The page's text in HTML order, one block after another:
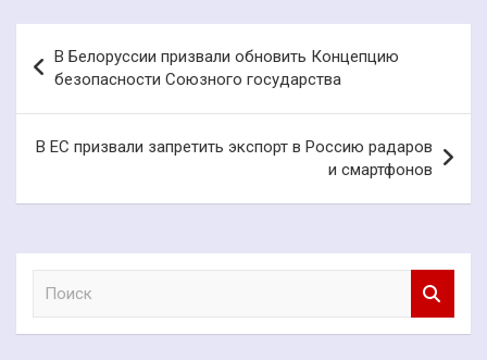
по
записям
В Белоруссии призвали обновить Концепцию
безопасности Союзного государства
В ЕС призвали запретить экспорт в Россию радаров
и смартфонов